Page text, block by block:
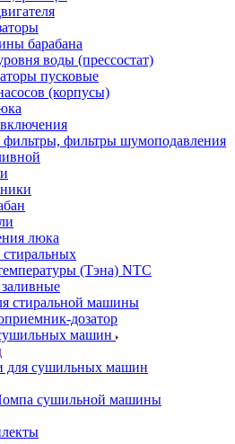
барабана
воды (прессостат)
пусковые
(корпусы)
фильтры, фильтры шумоподавления
люка
(Тэна) NTC
стиральной машины
дозатор
машин
для сушильных машин
сушильной машины